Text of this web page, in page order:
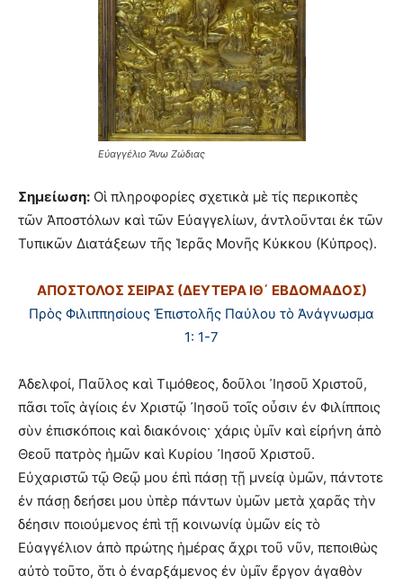
Εὐαγγέλιο Ἄνω Ζώδιας
Σημείωση: Οἱ πληροφορίες σχετικὰ μὲ τίς περικοπὲς
τῶν Ἀποστόλων καὶ τῶν Εὐαγγελίων, ἀντλοῦνται ἐκ τῶν
Τυπικῶν Διατάξεων τῆς Ἱερᾶς Μονῆς Κύκκου (Κύπρος).
ΑΠΟΣΤΟΛΟΣ ΣΕΙΡΑΣ (ΔΕΥΤΕΡΑ ΙΘ΄ ΕΒΔΟΜΑΔΟΣ)
Πρὸς Φιλιππησίους Ἐπιστολῆς Παύλου τὸ Ἀνάγνωσμα
1: 1-7
Ἀδελφοί, Παῦλος καὶ Τιμόθεος, δοῦλοι ᾿Ιησοῦ Χριστοῦ,
πᾶσι τοῖς ἁγίοις ἐν Χριστῷ ᾿Ιησοῦ τοῖς οὖσιν ἐν Φιλίπποις
σὺν ἐπισκόποις καὶ διακόνοις· χάρις ὑμῖν καὶ εἰρήνη ἀπὸ
Θεοῦ πατρὸς ἡμῶν καὶ Κυρίου ᾿Ιησοῦ Χριστοῦ.
Εὐχαριστῶ τῷ Θεῷ μου ἐπὶ πάσῃ τῇ μνείᾳ ὑμῶν, πάντοτε
ἐν πάσῃ δεήσει μου ὑπὲρ πάντων ὑμῶν μετὰ χαρᾶς τὴν
δέησιν ποιούμενος ἐπὶ τῇ κοινωνίᾳ ὑμῶν εἰς τὸ
Εὐαγγέλιον ἀπὸ πρώτης ἡμέρας ἄχρι τοῦ νῦν, πεποιθὼς
αὐτὸ τοῦτο, ὅτι ὁ ἐναρξάμενος ἐν ὑμῖν ἔργον ἀγαθὸν